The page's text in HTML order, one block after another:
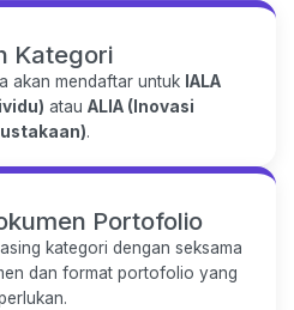
Kategori
akan mendaftar untuk IALA
atau ALIA (Inovasi
.
Portofolio
kategori dengan seksama
dan format portofolio yang